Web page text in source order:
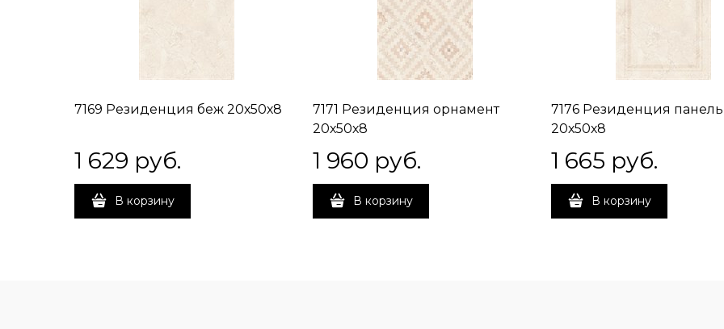
7169 Резиденция беж 20х50х8
1 629 руб.
В корзину
7171 Резиденция орнамент
20х50х8
1 960 руб.
В корзину
7176 Резиденция панель
20х50х8
1 665 руб.
В корзину